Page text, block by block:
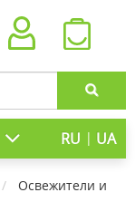
RU | UA
Освежители и